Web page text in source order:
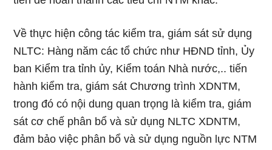
Về thực hiện công tác kiểm tra, giám sát sử dụng
NLTC: Hàng năm các tổ chức như HĐND tỉnh, Ủy
ban Kiểm tra tỉnh ủy, Kiểm toán Nhà nước,.. tiến
hành kiểm tra, giám sát Chương trình XDNTM,
trong đó có nội dung quan trọng là kiểm tra, giám
sát cơ chế phân bổ và sử dụng NLTC XDNTM,
đảm bảo việc phân bổ và sử dụng nguồn lực NTM